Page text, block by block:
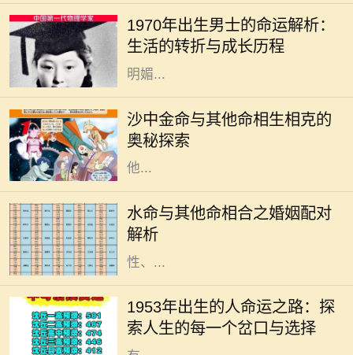
1970年出生男士的命运解析：
生活的转折与成长历程
义的年份，这一年出生的男士在气
候、文化和社会变迁中成长，形成了
独特的个性与命运。在这一年，阳光
明媚...
沙中金命与其他命相生相克的
奥秘探索
在中国传统命理学中，五行理论深深
影响着人们对命运的理解。其中，沙
中金命作为金命的一种，具有独特的
特性和命理含义。了解沙中金命与其
他...
水命与其他命相合之婚姻配对
解析
在中国的命理学中，五行的相生相克
关系深刻影响着人们的命运和生活，
尤其是在婚姻配对上更是被广泛探
讨。水命，作为五行之一，具有流动
性、...
1953年出生的人命运之路：探
索人生的每一个岔口与选择
人生是一条充满选择与可能的道路，
但有些出生年份的人似乎有着更独特
的旅程。1953年出生的人，正如流淌
在历史长河中的一朵浪花，以他们特